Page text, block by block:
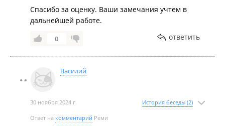
Спасибо за оценку. Ваши замечания учтем в
дальнейшей работе.
0 ответить
Василий
30 ноября 2024 г. История беседы (2)
Ответ на комментарий Реми